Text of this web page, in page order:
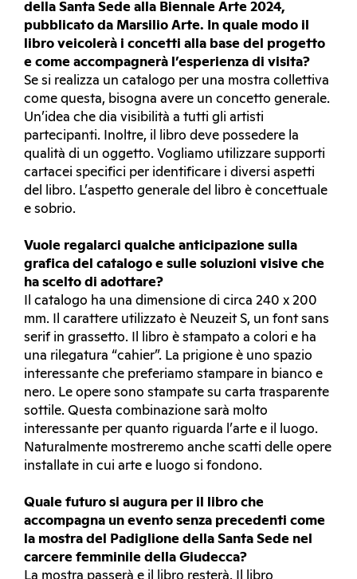
della Santa Sede alla Biennale Arte 2024,
pubblicato da Marsilio Arte. In quale modo il
libro veicolerà i concetti alla base del progetto
e come accompagnerà l’esperienza di visita?
Se si realizza un catalogo per una mostra collettiva
come questa, bisogna avere un concetto generale.
Un’idea che dia visibilità a tutti gli artisti
partecipanti. Inoltre, il libro deve possedere la
qualità di un oggetto. Vogliamo utilizzare supporti
cartacei specifici per identificare i diversi aspetti
del libro. L’aspetto generale del libro è concettuale
e sobrio.
Vuole regalarci qualche anticipazione sulla
grafica del catalogo e sulle soluzioni visive che
ha scelto di adottare?
Il catalogo ha una dimensione di circa 240 x 200
mm. Il carattere utilizzato è Neuzeit S, un font sans
serif in grassetto. Il libro è stampato a colori e ha
una rilegatura “cahier”. La prigione è uno spazio
interessante che preferiamo stampare in bianco e
nero. Le opere sono stampate su carta trasparente
sottile. Questa combinazione sarà molto
interessante per quanto riguarda l’arte e il luogo.
Naturalmente mostreremo anche scatti delle opere
installate in cui arte e luogo si fondono.
Quale futuro si augura per il libro che
accompagna un evento senza precedenti come
la mostra del Padiglione della Santa Sede nel
carcere femminile della Giudecca?
La mostra passerà e il libro resterà. Il libro